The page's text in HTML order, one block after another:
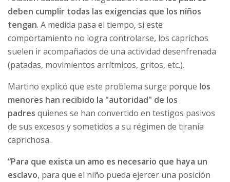
deben cumplir todas las exigencias que los niños
tengan. A medida pasa el tiempo, si este
comportamiento no logra controlarse, los caprichos
suelen ir acompañados de una actividad desenfrenada
(patadas, movimientos arrítmicos, gritos, etc.).
Martino explicó que este problema surge porque los
menores han recibido la "autoridad" de los
padres quienes se han convertido en testigos pasivos
de sus excesos y sometidos a su régimen de tiranía
caprichosa.
“Para que exista un amo es necesario que haya un
esclavo, para que el niño pueda ejercer una posición